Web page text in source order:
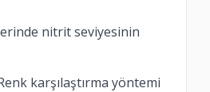
nitrit seviyesinin
karşılaştırma yöntemi